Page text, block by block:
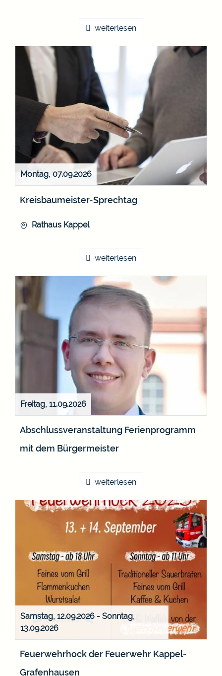
weiterlesen
Montag, 07.09.2026
Kreisbaumeister-Sprechtag
Rathaus Kappel
weiterlesen
Freitag, 11.09.2026
Abschlussveranstaltung Ferienprogramm
mit dem Bürgermeister
weiterlesen
Samstag, 12.09.2026 - Sonntag,
13.09.2026
Feuerwehrhock der Feuerwehr Kappel-
Grafenhausen